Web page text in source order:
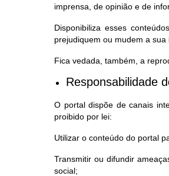
imprensa, de opinião e de
Disponibiliza esses
prejudiquem ou mudem a
Fica vedada, também, a
Responsabilidade
O portal dispõe de canais
proibido por lei:
Utilizar o conteúdo do portal
Transmitir ou difundir
social;